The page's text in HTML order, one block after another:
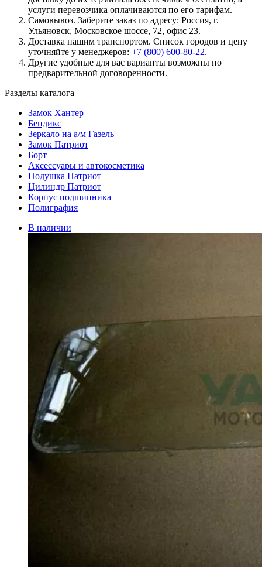
услуги перевозчика оплачиваются по его тарифам.
Самовывоз. Заберите заказ по адресу: Россия, г.
Ульяновск, Московское шоссе, 72, офис 23.
Доставка нашим транспортом. Список городов и цену
уточняйте у менеджеров: +7 (800) 600-80-22.
Другие удобные для вас варианты возможны по
предварительной договоренности.
Разделы каталога
Замок Хантер
Бендикс
Зеркало на а/м Газель
Замок Патриот
Борт
Аксессуары и автокосметика
Подушка Патриот
Цилиндр Патриот
Корпус подшипника
Полиграфия
В наличии